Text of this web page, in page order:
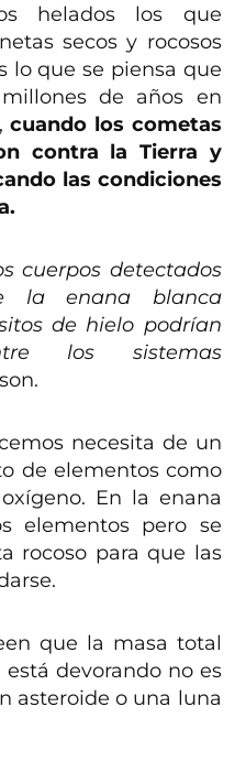
helados los que
secos y rocosos
lo que se piensa que
de años en
cuando los cometas
contra la Tierra y
las condiciones
cuerpos detectados
la enana blanca
de hielo podrían
los sistemas
necesita de un
de elementos como
En la enana
elementos pero se
rocoso para que las
que la masa total
devorando no es
asteroide o una luna